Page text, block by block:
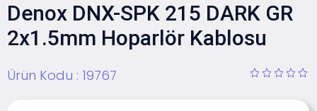
Denox DNX-SPK 215 DARK GR
2x1.5mm Hoparlör Kablosu
Ürün Kodu : 19767